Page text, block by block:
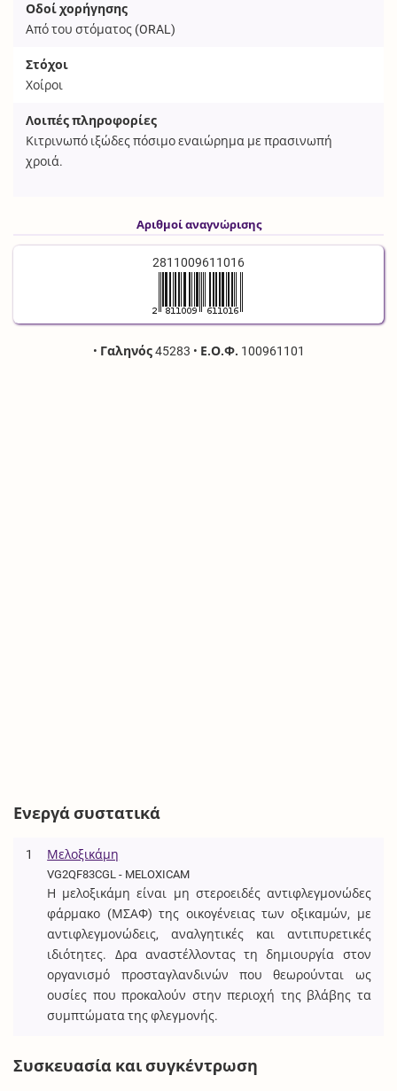
Οδοί χορήγησης
Από του στόματος (ORAL)
Στόχοι
Χοίροι
Λοιπές πληροφορίες
Κιτρινωπό ιξώδες πόσιμο εναιώρημα με πρασινωπή
χροιά.
Αριθμοί αναγνώρισης
2811009611016
• Γαληνός45283 • Ε.Ο.Φ. 100961101
Ενεργά συστατικά
1 Μελοξικάμη
VG2QF83CGL - MELOXICAM
Η μελοξικάμη είναι μη στεροειδές αντιφλεγμονώδες
φάρμακο (ΜΣΑΦ) της οικογένειας των οξικαμών, με
αντιφλεγμονώδεις, αναλγητικές και αντιπυρετικές
ιδιότητες. Δρα αναστέλλοντας τη δημιουργία στον
οργανισμό προσταγλανδινών που θεωρούνται ως
ουσίες που προκαλούν στην περιοχή της βλάβης τα
συμπτώματα της φλεγμονής.
Συσκευασία και συγκέντρωση